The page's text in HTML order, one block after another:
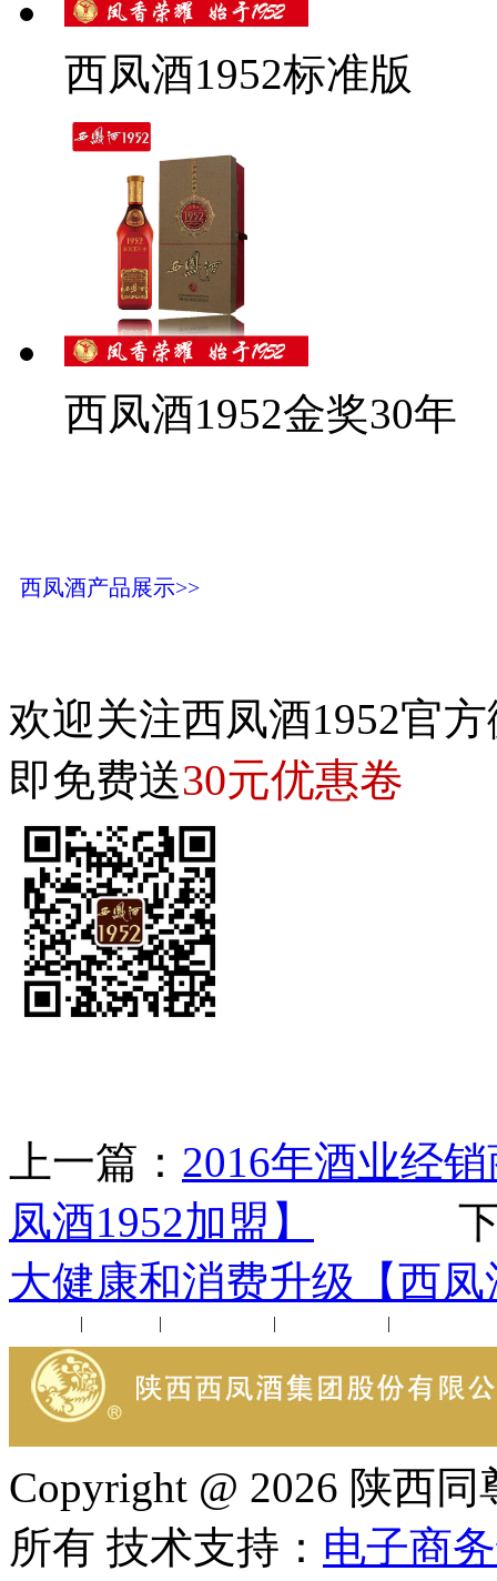
西凤酒1952标准版
西凤酒1952金奖30年
西凤酒产品展示>>
欢迎关注西凤酒1952官
即免费送30元优惠卷
上一篇： 2016年酒业经
凤酒1952加盟】
下一
大健康和消费升级【西凤
| | | |
Copyright @ 2026 陕西
所有 技术支持： 电子商